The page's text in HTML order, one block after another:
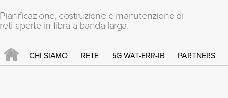
Pianificazione, costruzione e manutenzione di
reti aperte in fibra a banda larga.
CHI SIAMO RETE 5G WAT-ERR-IB PARTNERS